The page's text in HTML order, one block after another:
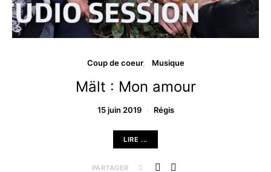
Coup de coeur Musique
Mält : Mon amour
15 juin 2019 Régis
LIRE ...
PARTAGER